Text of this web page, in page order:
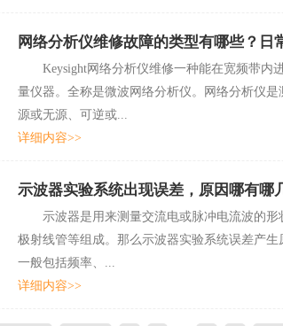
网络分析仪维修故障的类型有哪些？日常
Keysight网络分析仪维修一种能在宽频带内
量仪器。全称是微波网络分析仪。网络分析
源或无源、可逆或...
详细内容>>
示波器实验系统出现误差，原因哪有哪
示波器是用来测量交流电或脉冲电流波的形状的仪
极射线管等组成。那么示波器实验系统误差产
一般包括频率、...
详细内容>>